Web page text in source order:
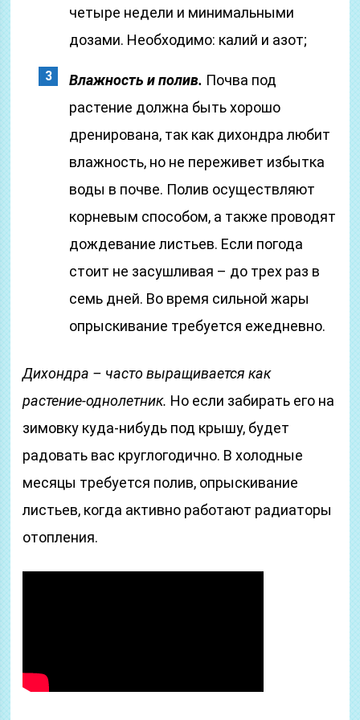
четыре недели и минимальными
дозами. Необходимо: калий и азот;
Влажность и полив. Почва под
растение должна быть хорошо
дренирована, так как дихондра любит
влажность, но не переживет избытка
воды в почве. Полив осуществляют
корневым способом, а также проводят
дождевание листьев. Если погода
стоит не засушливая – до трех раз в
семь дней. Во время сильной жары
опрыскивание требуется ежедневно.
Дихондра – часто выращивается как
растение-однолетник. Но если забирать его на
зимовку куда-нибудь под крышу, будет
радовать вас круглогодично. В холодные
месяцы требуется полив, опрыскивание
листьев, когда активно работают радиаторы
отопления.